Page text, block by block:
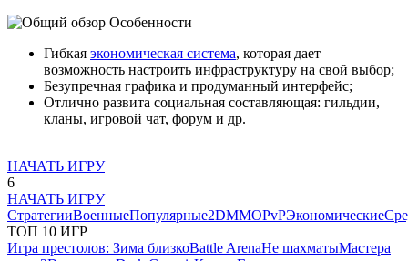
Особенности
Гибкая экономическая система, которая дает
возможность настроить инфраструктуру на свой выбор;
Безупречная графика и продуманный интерфейс;
Отлично развита социальная составляющая: гильдии,
кланы, игровой чат, форум и др.
НАЧАТЬ ИГРУ
6
НАЧАТЬ ИГРУ
СтратегииВоенныеПопулярные2DMMOPvPЭкономические
ТОП 10 ИГР
Игра престолов: Зима близкоBattle ArenaНе шахматыМастера